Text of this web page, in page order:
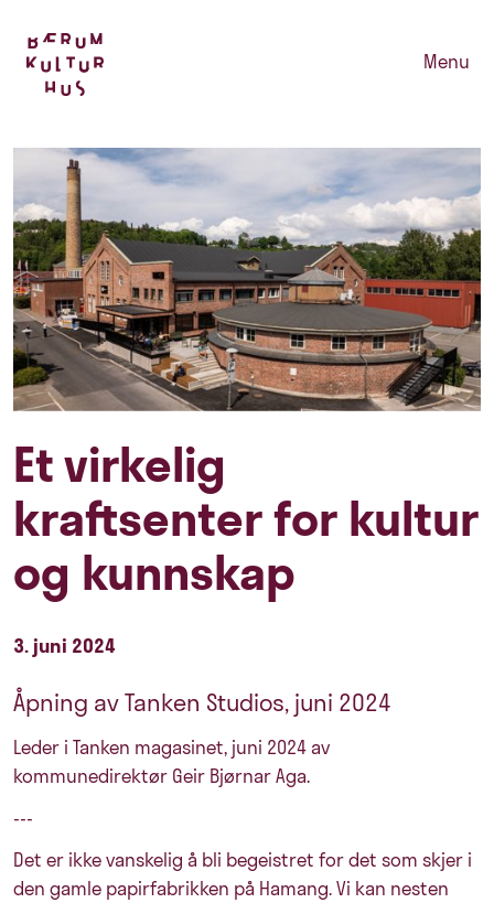
Menu
Et virkelig
kraftsenter for kultur
og kunnskap
3. juni 2024
Åpning av Tanken Studios, juni 2024
Leder i Tanken magasinet, juni 2024 av
kommunedirektør Geir Bjørnar Aga.
---
Det er ikke vanskelig å bli begeistret for det som skjer i
den gamle papirfabrikken på Hamang. Vi kan nesten